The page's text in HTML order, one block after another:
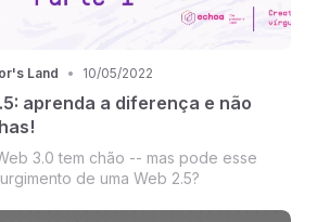
Land • 10/05/2022
aprenda a diferença e não
3.0 tem chão -- mas pode esse
de uma Web 2.5?